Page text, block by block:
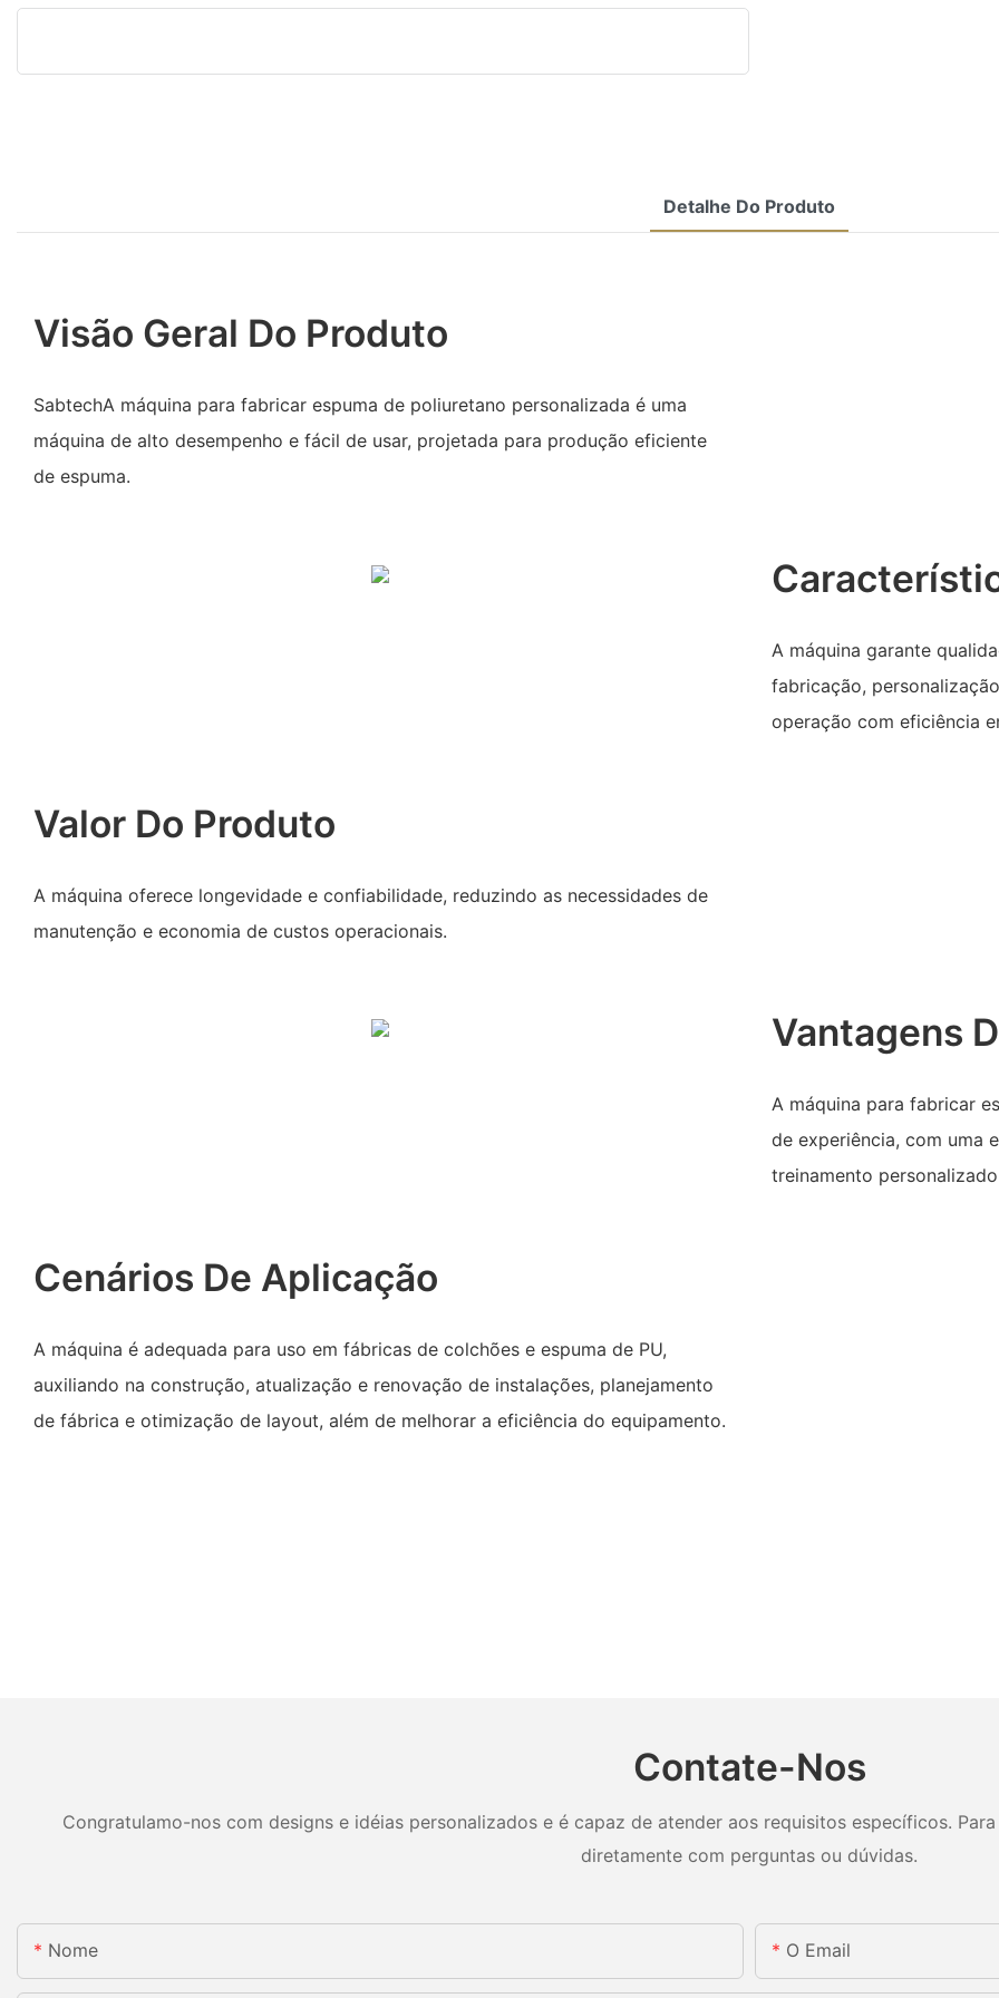
Detalhe Do Produto
Visão Geral Do Produto
SabtechA máquina para fabricar espuma de poliuretano personalizada é uma
máquina de alto desempenho e fácil de usar, projetada para produção eficiente
de espuma.
A máquina garante
fabricação,
operação com eficiência
Valor Do Produto
A máquina oferece longevidade e confiabilidade, reduzindo as necessidades de
manutenção e economia de custos operacionais.
Vantagens
A máquina para fabricar
de experiência, com uma
treinamento
Cenários De Aplicação
A máquina é adequada para uso em fábricas de colchões e espuma de PU,
auxiliando na construção, atualização e renovação de instalações, planejamento
de fábrica e otimização de layout, além de melhorar a eficiência do equipamento.
Contate-Nos
Congratulamo-nos com designs e idéias personalizados e é capaz de atender aos requisitos específicos.
diretamente com perguntas ou dúvidas.
Nome O Email